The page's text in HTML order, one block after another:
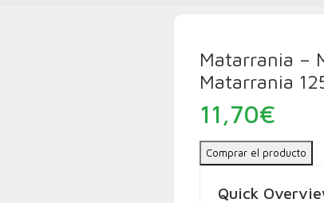
Matarrania –
Matarrania
11,70€
Comprar el producto
Quick